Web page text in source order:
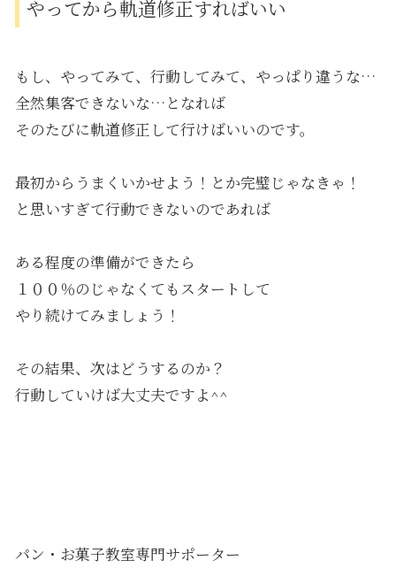
やってから軌道修正すればいい
もし、やってみて、行動してみて、やっぱり違うな…
全然集客できないな…となれば
そのたびに軌道修正して行けばいいのです。
最初からうまくいかせよう！とか完璧じゃなきゃ！
と思いすぎて行動できないのであれば
ある程度の準備ができたら
１００％のじゃなくてもスタートして
やり続けてみましょう！
その結果、次はどうするのか？
行動していけば大丈夫ですよ^^
パン・お菓子教室専門サポーター